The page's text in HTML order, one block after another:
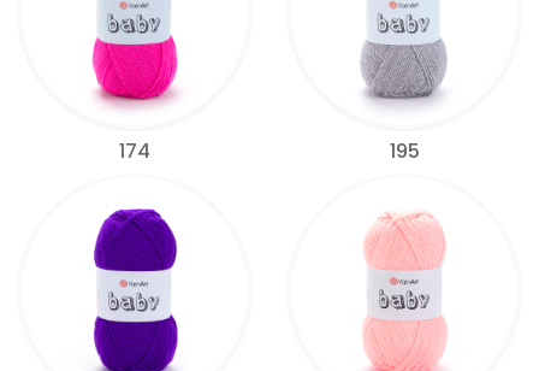
174 195